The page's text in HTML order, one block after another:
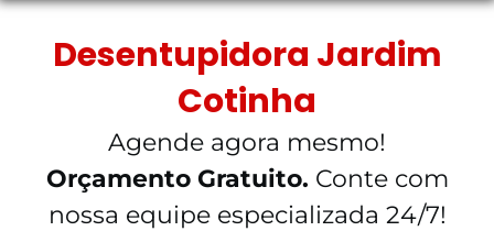
Desentupidora Jardim
Cotinha
Agende agora mesmo!
Orçamento Gratuito. Conte com
nossa equipe especializada 24/7!